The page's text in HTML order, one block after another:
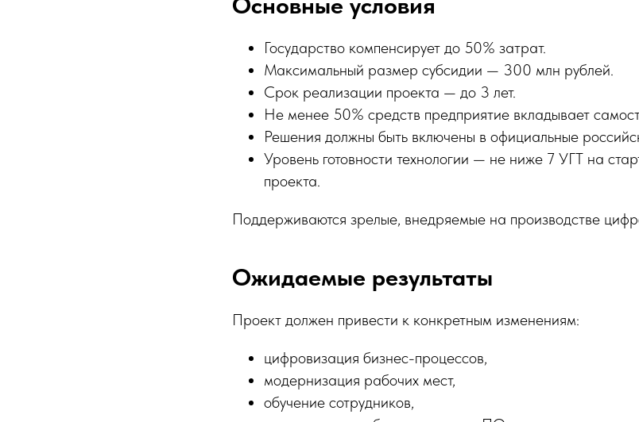
Государство компенсирует до 50% затрат.
Максимальный размер субсидии — 300 млн рублей.
Срок реализации проекта — до 3 лет.
Не менее 50% средств предприятие вкладывает
Решения должны быть включены в официальные
Уровень готовности технологии — не ниже 7 УГТ на
проекта.
Поддерживаются зрелые, внедряемые на производстве
Ожидаемые результаты
Проект должен привести к конкретным изменениям:
цифровизация бизнес-процессов,
модернизация рабочих мест,
обучение сотрудников,